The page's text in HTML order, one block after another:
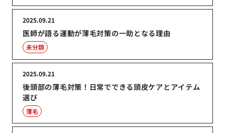
医師が語る運動が薄毛対策の一助となる理由
2025.09.21
未分類
後頭部の薄毛対策！日常でできる頭皮ケアとアイテム
選び
2025.09.21
薄毛